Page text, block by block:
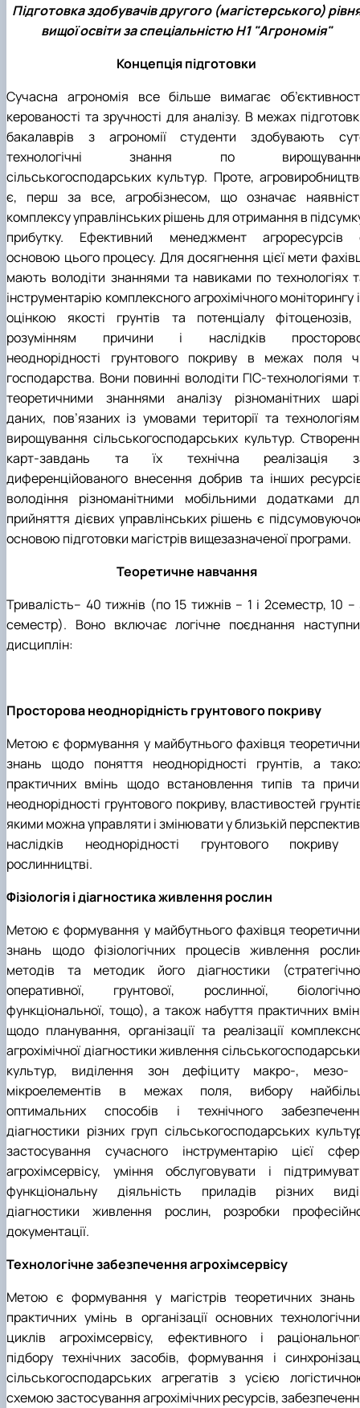
Підготовка здобувачів другого (магістерського)
вищої освіти за спеціальністю H1 "Агрономія"
Концепція підготовки
Сучасна агрономія все більше вимагає
керованості та зручності для аналізу. В межах
бакалаврів з агрономії студенти здобувають
технологічні знання по
сільськогосподарських культур. Проте,
є, перш за все, агробізнесом, що означає
комплексу управлінських рішень для отримання в
прибутку. Ефективний менеджмент агроресурсів
основою цього процесу. Для досягнення цієї мети
мають володіти знаннями та навиками по технологіях
інструментарію комплексного агрохімічного моніторингу
оцінкою якості грунтів та потенціалу фітоценозів,
розумінням причини і наслідків
неоднорідності грунтового покриву в межах поля
господарства. Вони повинні володіти ГІС-технологіями
теоретичними знаннями аналізу різноманітних
даних, пов’язаних із умовами території та
вирощування сільськогосподарських культур.
карт-завдань та їх технічна реалізація
диференційованого внесення добрив та інших
володіння різноманітними мобільними додатками
прийняття дієвих управлінських рішень є
основою підготовки магістрів вищезазначеної програми.
Теоретичне навчання
Тривалість– 40 тижнів (по 15 тижнів – 1 і 2семестр, 10 –
семестр). Воно включає логічне поєднання
дисциплін:
Просторова неоднорідність грунтового покриву
Метою є формування у майбутнього фахівця
знань щодо поняття неоднорідності грунтів, а
практичних вмінь щодо встановлення типів та
неоднорідності грунтового покриву, властивостей
якими можна управляти і змінювати у близькій
наслідків неоднорідності грунтового покриву
рослинництві.
Фізіологія і діагностика живлення рослин
Метою є формування у майбутнього фахівця
знань щодо фізіологічних процесів живлення
методів та методик його діагностики
оперативної, грунтової, рослинної,
функціональної, тощо), а також набуття практичних
щодо планування, організації та реалізації
агрохімічної діагностики живлення
культур, виділення зон дефіциту макро-, мезо-
мікроелементів в межах поля, вибору
оптимальних способів і технічного
діагностики різних груп сільськогосподарських
застосування сучасного інструментарію цієї
агрохімсервісу, уміння обслуговувати і
функціональну діяльність приладів різних
діагностики живлення рослин, розробки
документації.
Технологічне забезпечення агрохімсервісу
Метою є формування у магістрів теоретичних знань
практичних умінь в організації основних
циклів агрохімсервісу, ефективного і
підбору технічних засобів, формування і
сільськогосподарських агрегатів з усією
схемою застосування агрохімічних ресурсів,